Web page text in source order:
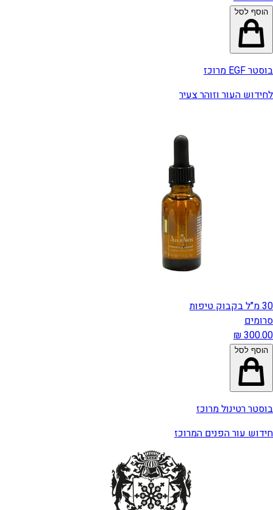
הוסף לסל
בוסטר EGF מרוכז
לחידוש העור וזוהר צעיר
30 מ"ל בקבוק טיפות
סרומים
הוסף לסל
בוסטר רטינול מרוכז
חידוש עור הפנים המרוכז